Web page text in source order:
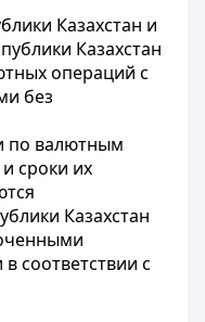
Казахстан и
Казахстан
операций с
без
по валютным
сроки их
Казахстан
соответствии с